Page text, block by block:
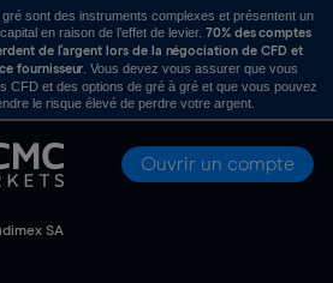
sont des instruments complexes et présentent un
en raison de l’effet de levier. 70% des comptes
de l’argent lors de la négociation de CFD et
fournisseur . Vous devez vous assurer que vous
CFD et des options de gré à gré et que vous pouvez
le risque élevé de perdre votre argent.
Ouvrir un compte
SA